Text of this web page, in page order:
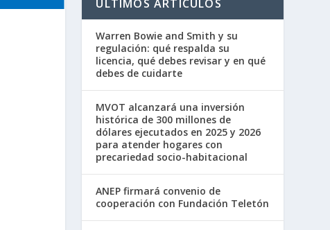
ÚLTIMOS ARTÍCULOS
Warren Bowie and Smith y su
regulación: qué respalda su
licencia, qué debes revisar y en qué
debes de cuidarte
MVOT alcanzará una inversión
histórica de 300 millones de
dólares ejecutados en 2025 y 2026
para atender hogares con
precariedad socio-habitacional
ANEP firmará convenio de
cooperación con Fundación Teletón